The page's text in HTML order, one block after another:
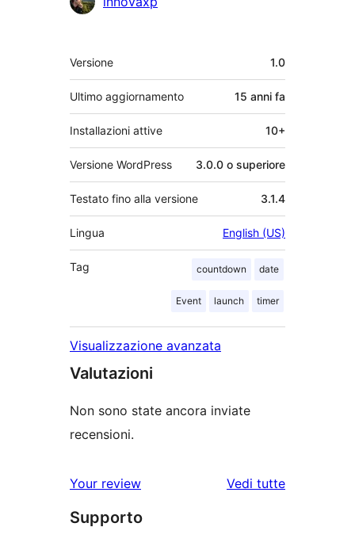
Meta
Versione 1.0
Ultimo aggiornamento 15 anni fa
Installazioni attive 10+
Versione WordPress 3.0.0 o superiore
Testato fino alla versione 3.1.4
Lingua English (US)
Tag countdown date
Event launch timer
Visualizzazione avanzata
Valutazioni
Non sono state ancora inviate
recensioni.
Your review Vedi tuttele
Supporto